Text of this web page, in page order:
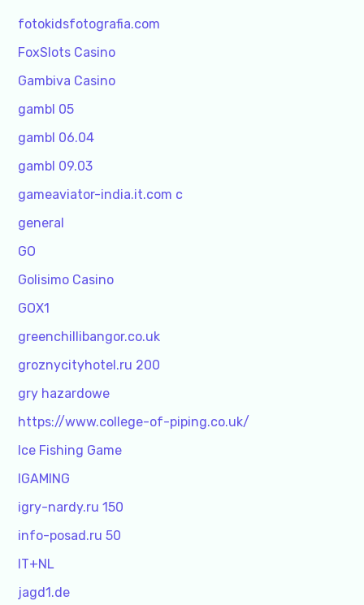
fotokidsfotografia.com
FoxSlots Casino
Gambiva Casino
gambl 05
gambl 06.04
gambl 09.03
gameaviator-india.it.com c
general
GO
Golisimo Casino
GOX1
greenchillibangor.co.uk
groznycityhotel.ru 200
gry hazardowe
https://www.college-of-piping.co.uk/
Ice Fishing Game
IGAMING
igry-nardy.ru 150
info-posad.ru 50
IT+NL
jagd1.de